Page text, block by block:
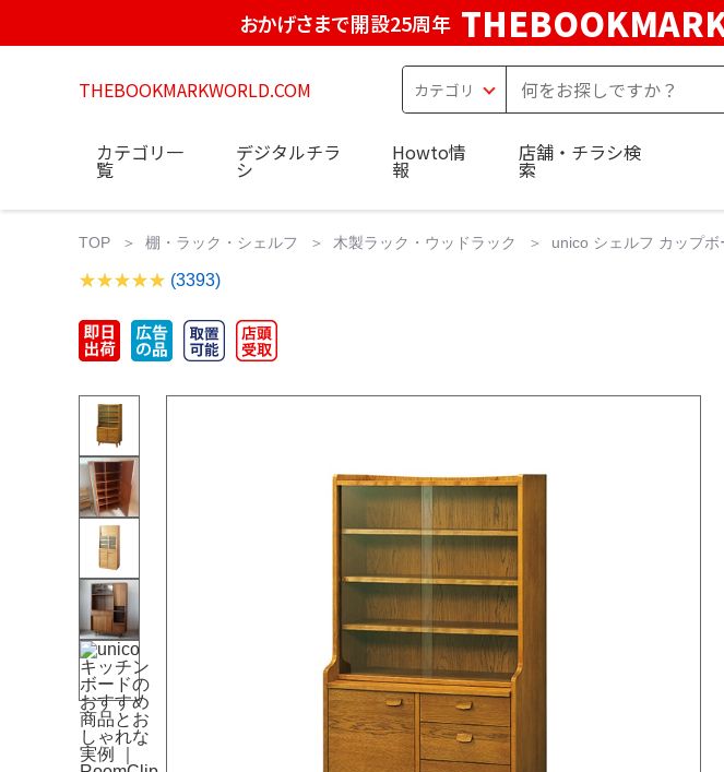
おかげさまで開設25周年
THEBOOKMARKWORLD.COM
カテゴリ一
覧
デジタルチラ
シ
Howto情
報
店舗・チラシ検
索
TOP 棚・ラック・シェルフ 木製ラック・ウッドラック unico シェルフ カップ
(3393)